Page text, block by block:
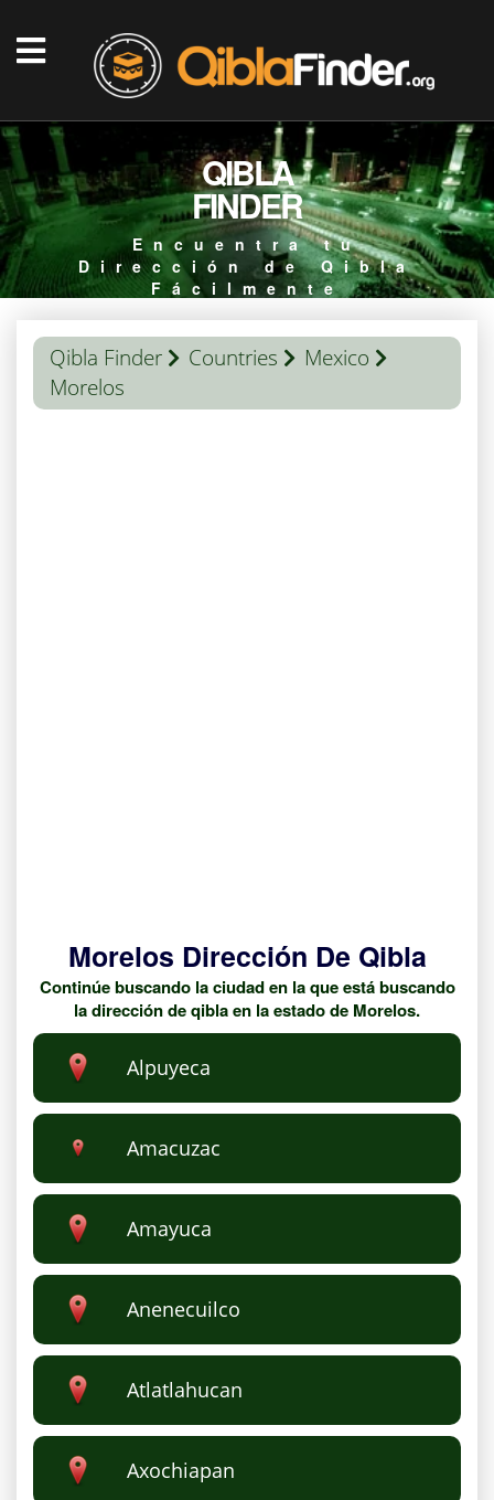
QIBLA
FINDER
Encuentra tu
Dirección de Qibla
Fácilmente
Qibla Finder Countries
Mexico
Morelos
Morelos Dirección De Qibla
Continúe buscando la ciudad en la que está buscando
la dirección de qibla en la estado de Morelos.
Alpuyeca
Amacuzac
Amayuca
Anenecuilco
Atlatlahucan
Axochiapan